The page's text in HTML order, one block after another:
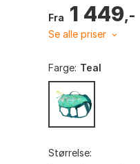
Fra 1 449,-
Se alle priser
Farge: Teal
Størrelse: